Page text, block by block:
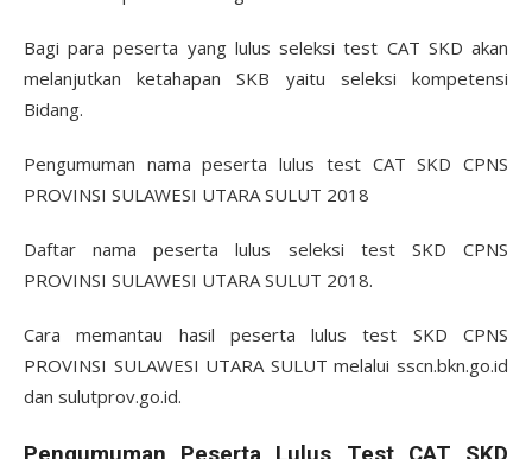
Bagi para peserta yang lulus seleksi test CAT SKD akan
melanjutkan ketahapan SKB yaitu seleksi kompetensi
Bidang.
Pengumuman nama peserta lulus test CAT SKD CPNS
PROVINSI SULAWESI UTARA SULUT 2018
Daftar nama peserta lulus seleksi test SKD CPNS
PROVINSI SULAWESI UTARA SULUT 2018.
Cara memantau hasil peserta lulus test SKD CPNS
PROVINSI SULAWESI UTARA SULUT melalui sscn.bkn.go.id
dan sulutprov.go.id.